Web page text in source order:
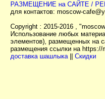
РАЗМЕЩЕНИЕ на САЙТЕ /
для контактов: moscow-
Copyright : 2015-2016 ,
Использование любых
элементов), размещенных на
размещения ссылки на https://
доставка шашлыка|| Скидки